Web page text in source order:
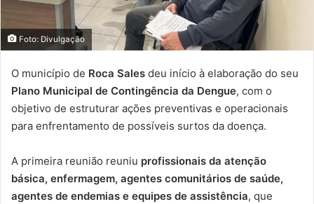
Foto: Divulgação
O município de Roca Sales deu início à elaboração do seu
Plano Municipal de Contingência da Dengue, com o
objetivo de estruturar ações preventivas e operacionais
para enfrentamento de possíveis surtos da doença.
A primeira reunião reuniu profissionais da atenção
básica, enfermagem, agentes comunitários de saúde,
agentes de endemias e equipes de assistência, que